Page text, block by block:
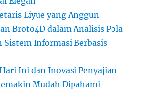
Liyue yang Anggun
Broto4D dalam Analisis Pola
Sistem Informasi Berbasis
Ini dan Inovasi Penyajian
Mudah Dipahami